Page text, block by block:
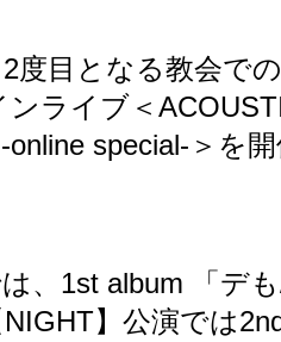
2度目となる教会で
ンライブ＜
special-＞ を
、 1st album 「デも
NIGHT】公演では